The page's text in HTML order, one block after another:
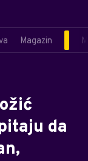
Magazin
da